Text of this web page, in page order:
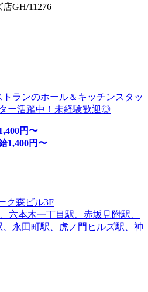
GH/11276
ランのホール＆キッチンスタッ
ー活躍中！未経験歓迎◎
円〜
1,400円〜
ク森ビル3F
六本木一丁目駅、赤坂見附駅、
永田町駅、虎ノ門ヒルズ駅、神